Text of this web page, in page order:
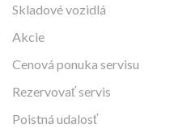
Skladové vozidlá
Akcie
Cenová ponuka servisu
Rezervovať servis
Poistná udalosť